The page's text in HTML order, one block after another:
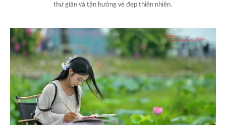
thư giãn và tận hưởng vẻ đẹp thiên nhiên.